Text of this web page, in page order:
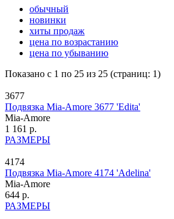
обычный
новинки
хиты продаж
цена по возрастанию
цена по убыванию
Показано с 1 по 25 из 25 (страниц: 1)
3677
Подвязка Mia-Amore 3677 'Edita'
Mia-Amore
1 161 р.
РАЗМЕРЫ
4174
Подвязка Mia-Amore 4174 'Adelina'
Mia-Amore
644 р.
РАЗМЕРЫ